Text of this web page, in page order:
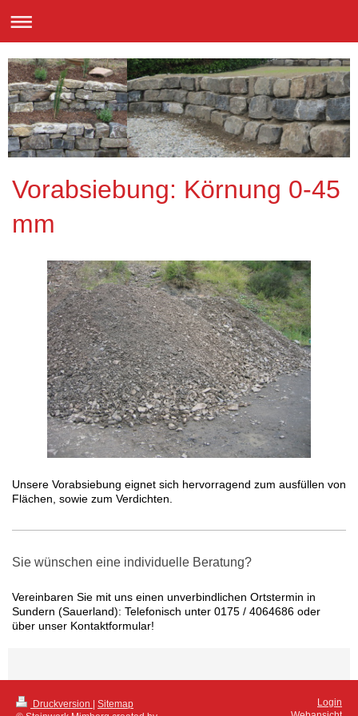
Vorabsiebung: Körnung 0-45
mm
Unsere Vorabsiebung eignet sich hervorragend zum ausfüllen von
Flächen, sowie zum Verdichten.
Sie wünschen eine individuelle Beratung?
Vereinbaren Sie mit uns einen unverbindlichen Ortstermin in
Sundern (Sauerland): Telefonisch unter 0175 / 4064686 oder
über unser Kontaktformular!
Druckversion
Sitemap
Login